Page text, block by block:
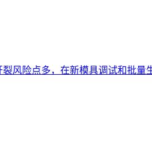
风险点多，在新模具调试和批量